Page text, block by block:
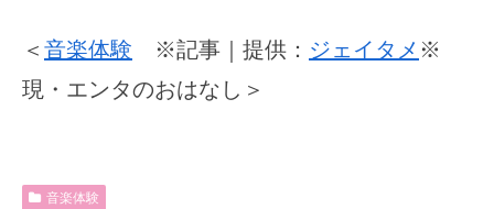
＜ 音楽体験 ※記事｜提供： ジェイタメ ※
現・エンタのおはなし＞
音楽体験